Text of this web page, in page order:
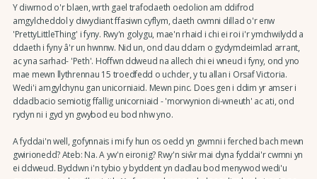
Y diwrnod o'r blaen, wrth gael trafodaeth oedolion am ddifrod
amgylcheddol y diwydiant ffasiwn cyflym, daeth cwmni dillad o'r enw
'PrettyLittleThing' i fyny. Rwy'n golygu, mae'n rhaid i chi ei roi i'r ymchwilydd a
ddaeth i fyny â'r un hwnnw. Nid un, ond dau ddarn o gydymdeimlad arrant,
ac yna sarhad- 'Peth'. Hoffwn ddweud na allech chi ei wneud i fyny, ond yno
mae mewn llythrennau 15 troedfedd o uchder, y tu allan i Orsaf Victoria.
Wedi'i amgylchynu gan unicorniaid. Mewn pinc. Does gen i ddim yr amser i
ddadbacio semiotig ffallig unicorniaid - 'morwynion di-wneuth' ac ati, ond
rydyn ni i gyd yn gwybod eu bod nhw yno.
A fyddai'n well, gofynnais i mi fy hun os oedd yn gwmni i ferched bach mewn
gwirionedd? Ateb: Na. A yw'n eironig? Rwy'n siŵr mai dyna fyddai'r cwmni yn
ei ddweud. Byddwn i'n tybio y byddent yn dadlau bod menywod wedi'u